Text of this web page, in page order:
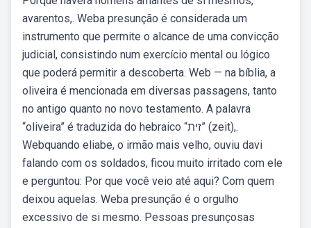
avarentos,. Weba presunção é considerada um
instrumento que permite o alcance de uma convicção
judicial, consistindo num exercício mental ou lógico
que poderá permitir a descoberta. Web — na bíblia, a
oliveira é mencionada em diversas passagens, tanto
no antigo quanto no novo testamento. A palavra
“oliveira” é traduzida do hebraico “זית” (zeit),.
Webquando eliabe, o irmão mais velho, ouviu davi
falando com os soldados, ficou muito irritado com ele
e perguntou: Por que você veio até aqui? Com quem
deixou aquelas. Weba presunção é o orgulho
excessivo de si mesmo. Pessoas presunçosas